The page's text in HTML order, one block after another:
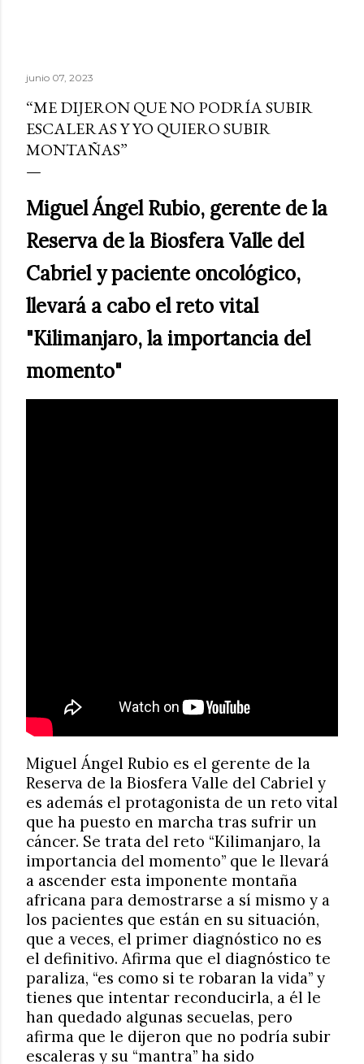
junio 07, 2023
“ME DIJERON QUE NO PODRÍA SUBIR
ESCALERAS Y YO QUIERO SUBIR
MONTAÑAS”
Miguel Ángel Rubio, gerente de la
Reserva de la Biosfera Valle del
Cabriel y paciente oncológico,
llevará a cabo el reto vital
"Kilimanjaro, la importancia del
momento"
Miguel Ángel Rubio es el gerente de la
Reserva de la Biosfera Valle del Cabriel y
es además el protagonista de un reto vital
que ha puesto en marcha tras sufrir un
cáncer. Se trata del reto “Kilimanjaro, la
importancia del momento” que le llevará
a ascender esta imponente montaña
africana para demostrarse a sí mismo y a
los pacientes que están en su situación,
que a veces, el primer diagnóstico no es
el definitivo. Afirma que el diagnóstico te
paraliza, “es como si te robaran la vida” y
tienes que intentar reconducirla, a él le
han quedado algunas secuelas, pero
afirma que le dijeron que no podría subir
escaleras y su “mantra” ha sido